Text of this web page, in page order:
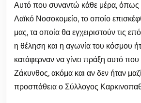
Αυτό που συναντώ κάθε μέρα, όπως
Λαϊκό Νοσοκομείο, το οποίο
μας, τα οποία θα εγχειριστούν τις
η θέληση και η αγωνία του κόσμου
κατάφερναν να γίνει πράξη αυτό που
Ζάκυνθος, ακόμα και αν δεν ήταν
προσπάθεια ο Σύλλογος